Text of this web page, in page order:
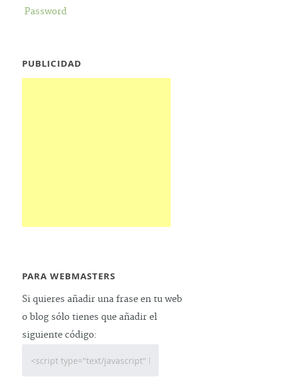
Password
PUBLICIDAD
PARA WEBMASTERS
Si quieres añadir una frase en tu web
o blog sólo tienes que añadir el
siguiente código: